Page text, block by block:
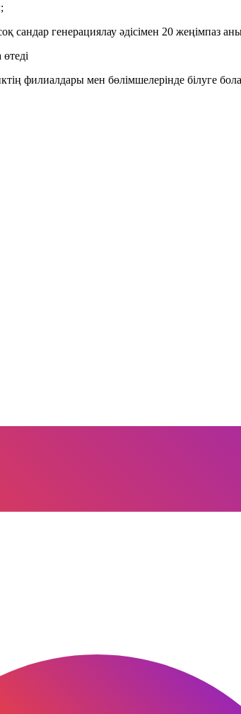
генерациялау әдісімен 20 жеңімпаз
филиалдары мен бөлімшелерінде білуге